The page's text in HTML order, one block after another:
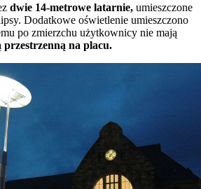
dwie 14-metrowe latarnie, umieszczone
Dodatkowe oświetlenie umieszczono
po zmierzchu użytkownicy nie mają
przestrzenną na placu.